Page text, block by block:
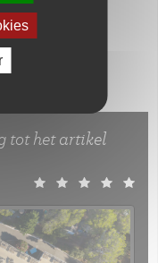
tot het artikel